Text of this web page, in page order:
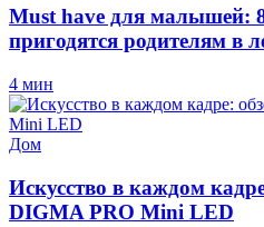
Must have для малышей:
пригодятся родителям в
4 мин
Дом
Искусство в каждом
DIGMA PRO Mini LED